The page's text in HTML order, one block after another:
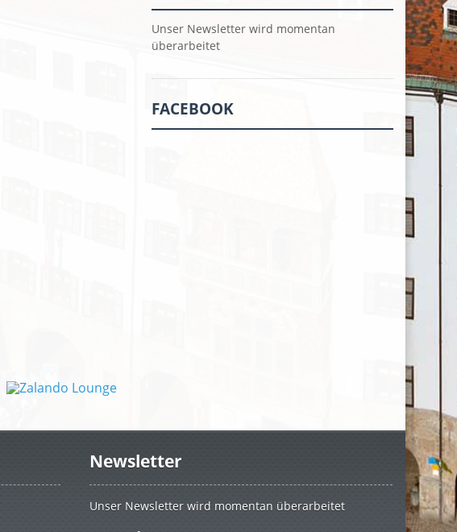
Unser Newsletter wird momentan
überarbeitet
FACEBOOK
Newsletter
Unser Newsletter wird momentan überarbeitet